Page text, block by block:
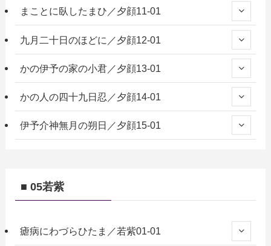
まことに臥したまひ／夕顔11-01
九月二十日のほどに／夕顔12-01
かの伊予の家の小君／夕顔13-01
かの人の四十九日忍／夕顔14-01
伊予介神無月の朔日／夕顔15-01
■ 05若紫
瘧病にわづらひたま／若紫01-01